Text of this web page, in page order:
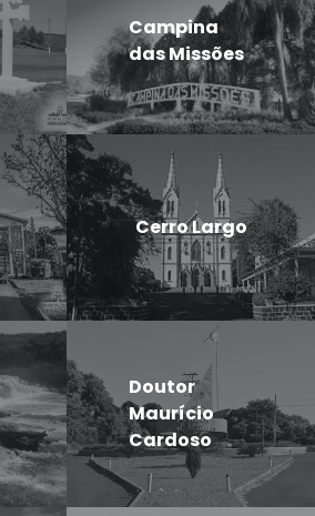
Campina
das Missões
Cerro Largo
Doutor
Maurício
Cardoso